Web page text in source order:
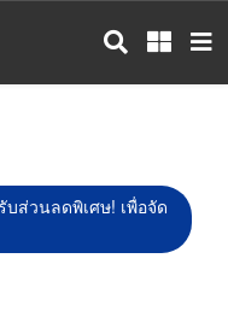
ส่วนลดพิเศษ! เพื่อจัด